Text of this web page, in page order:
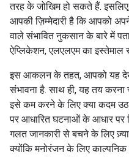
तरह के जोखिम हो सकते हैं.
आपकी ज़िम्मेदारी है कि आपको
वाले संभावित नुकसान के बारे में
ऐप्लिकेशन, एलएलएम का इस्तेमाल
इस आकलन के तहत, आपको यह
संभावना है. साथ ही, यह तय
इसे कम करने के लिए क्या कदम
पर आधारित घटनाओं के आधार पर
गलत जानकारी से बचने के लिए
क्योंकि मनोरंजन के लिए